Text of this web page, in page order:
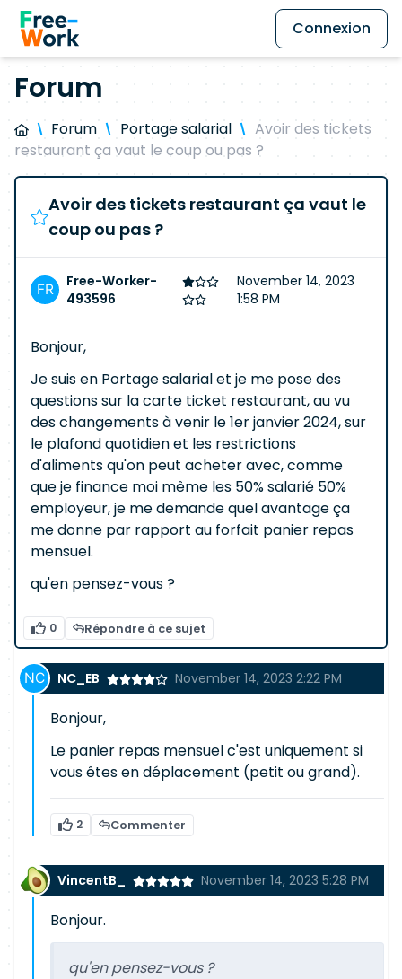
Connexion
Forum
Forum Portage salarial
Avoir des tickets
restaurant ça vaut le coup ou pas ?
Avoir des tickets restaurant ça vaut le
coup ou pas ?
Free-Worker-
493596
November 14, 2023
1:58 PM
Bonjour,
Je suis en Portage salarial et je me pose des
questions sur la carte ticket restaurant, au vu
des changements à venir le 1er janvier 2024, sur
le plafond quotidien et les restrictions
d'aliments qu'on peut acheter avec, comme
que je finance moi même les 50% salarié 50%
employeur, je me demande quel avantage ça
me donne par rapport au forfait panier repas
mensuel.
qu'en pensez-vous ?
0 Répondre à ce sujet
NC_EB November 14, 2023 2:22 PM
Bonjour,
Le panier repas mensuel c'est uniquement si
vous êtes en déplacement (petit ou grand).
2 Commenter
VincentB_ November 14, 2023 5:28 PM
Bonjour.
qu'en pensez-vous ?